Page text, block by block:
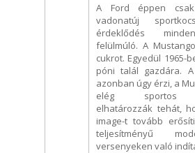
A Ford éppen
vadonatúj
érdeklődés
felülmúló. A
cukrot. Egyedül 1965-
póni talál gazdára.
azonban úgy érzi, a
elég sportos
elhatározzák tehát,
image-t tovább
teljesítményű
versenyeken való